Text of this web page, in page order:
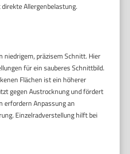
Allergenbelastung.
niedrigem, präzisem Schnitt. Hier
für ein sauberes Schnittbild.
Flächen ist ein höherer
gegen Austrocknung und fördert
erfordern Anpassung an
Einzelradverstellung hilft bei